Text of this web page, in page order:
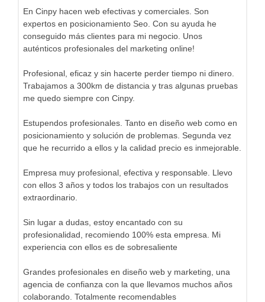
En Cinpy hacen web efectivas y comerciales. Son
expertos en posicionamiento Seo. Con su ayuda he
conseguido más clientes para mi negocio. Unos
auténticos profesionales del marketing online!
Profesional, eficaz y sin hacerte perder tiempo ni dinero.
Trabajamos a 300km de distancia y tras algunas pruebas
me quedo siempre con Cinpy.
Estupendos profesionales. Tanto en diseño web como en
posicionamiento y solución de problemas. Segunda vez
que he recurrido a ellos y la calidad precio es inmejorable.
Empresa muy profesional, efectiva y responsable. Llevo
con ellos 3 años y todos los trabajos con un resultados
extraordinario.
Sin lugar a dudas, estoy encantado con su
profesionalidad, recomiendo 100% esta empresa. Mi
experiencia con ellos es de sobresaliente
Grandes profesionales en diseño web y marketing, una
agencia de confianza con la que llevamos muchos años
colaborando. Totalmente recomendables